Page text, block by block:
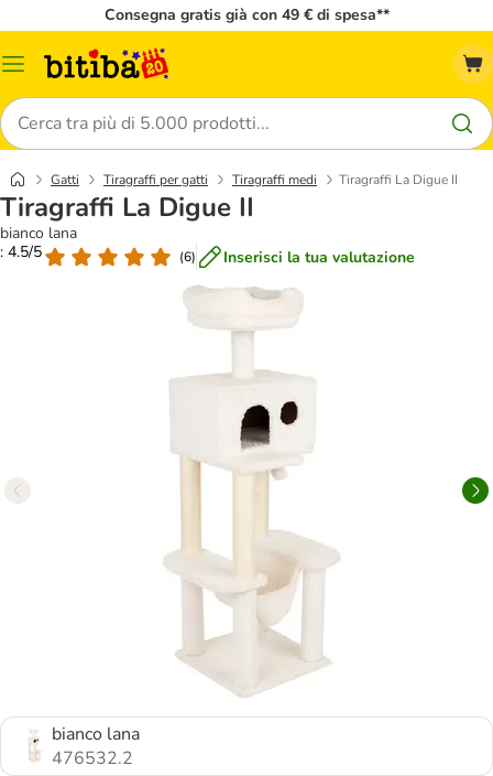
Consegna gratis già con 49 € di spesa**
Overview
Cerca
Gatti Tiragraffi per gatti Tiragraffi medi Tiragraffi La Digue II
Tiragraffi La Digue II
bianco lana
: 4.5/5
(6) Inserisci la tua valutazione
bianco lana
476532.2